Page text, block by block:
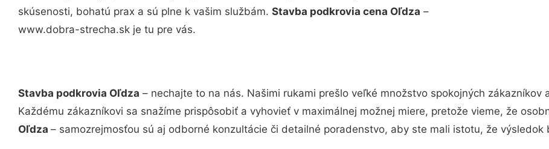
skúsenosti, bohatú prax a sú plne k vašim službám. Stavba podkrovia cena Oľdza –
www.dobra-strecha.sk je tu pre vás.
Stavba podkrovia Oľdza – nechajte to na nás. Našimi rukami prešlo veľké množstvo spokojných
Každému zákazníkovi sa snažíme prispôsobiť a vyhovieť v maximálnej možnej miere, pretože vieme, že
Oľdza – samozrejmosťou sú aj odborné konzultácie či detailné poradenstvo, aby ste mali istotu, že